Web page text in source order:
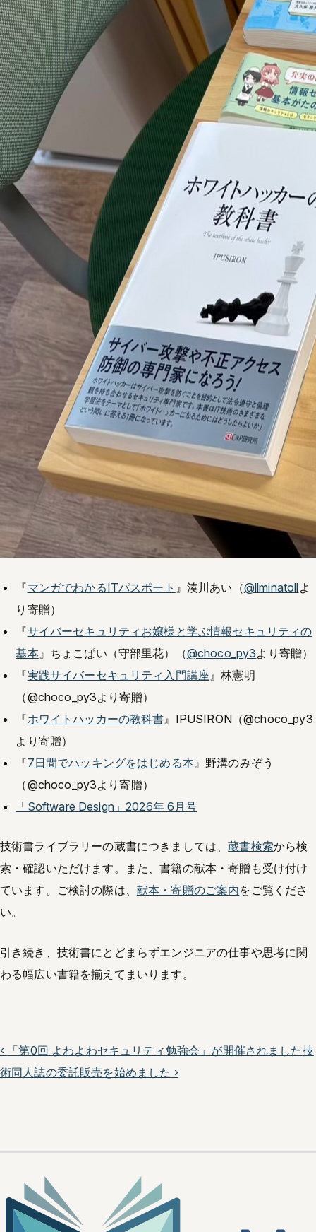
『マンガでわかるITパスポート 』湊川あい（@llminatollよ
り寄贈）
『サイバーセキュリティお嬢様と学ぶ情報セキュリティの
基本 』ちょこぱい（守部里花）（@choco_py3より寄贈）
『実践サイバーセキュリティ入門講座 』林憲明
（@choco_py3より寄贈）
『ホワイトハッカーの教科書 』IPUSIRON（@choco_py3
より寄贈）
『7日間でハッキングをはじめる本 』野溝のみぞう
（@choco_py3より寄贈）
「Software Design」2026年 6月号
技術書ライブラリーの蔵書につきましては、蔵書検索から検
索・確認いただけます。また、書籍の献本・寄贈も受け付け
ています。ご検討の際は、 献本・寄贈のご案内をご覧くださ
い。
引き続き、技術書にとどまらずエンジニアの仕事や思考に関
わる幅広い書籍を揃えてまいります。
‹ 「第0回 よわよわセキュリティ勉強会」が開催されました技
術同人誌の委託販売を始めました ›